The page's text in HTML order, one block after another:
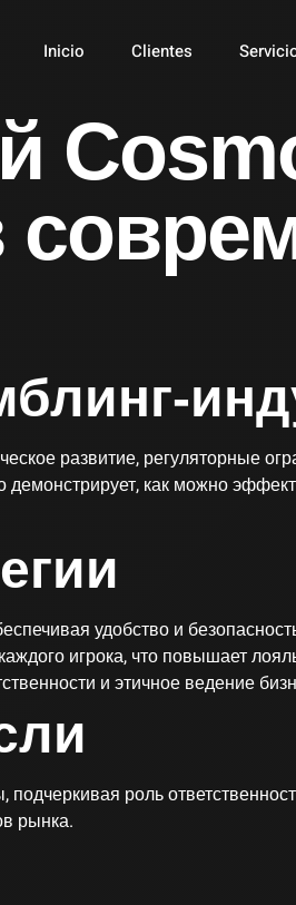
Inicio Clientes
развитие, регуляторные
как можно
удобство и
игрока, что повышает
и этичное ведение
роль
рынка.